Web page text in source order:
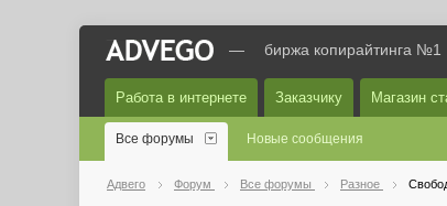
— биржа копирайтинга №1
Работа в интернете Заказчику Магазин
Все форумы Новые сообщения
Адвего Форум Все форумы Разное